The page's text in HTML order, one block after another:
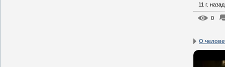
11 г. назад
0
О